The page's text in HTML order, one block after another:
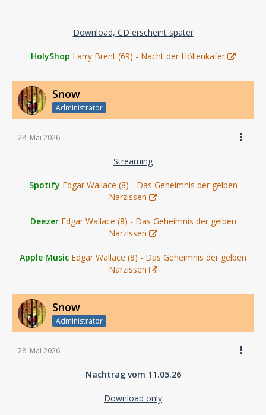
Download, CD erscheint später
HolyShop Larry Brent (69) - Nacht der Höllenkäfer
Snow
Administrator
28. Mai 2026
Streaming
Spotify Edgar Wallace (8) - Das Geheimnis der gelben
Narzissen
Deezer Edgar Wallace (8) - Das Geheimnis der gelben
Narzissen
Apple Music Edgar Wallace (8) - Das Geheimnis der gelben
Narzissen
Snow
Administrator
28. Mai 2026
Nachtrag vom 11.05.26
Download only